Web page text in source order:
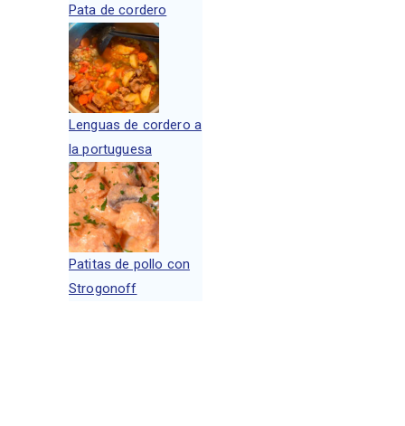
Pata de cordero
Lenguas de cordero a
la portuguesa
Patitas de pollo con
Strogonoff